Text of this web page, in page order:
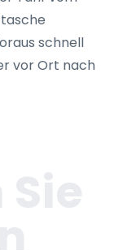
schnell
vor Ort nach